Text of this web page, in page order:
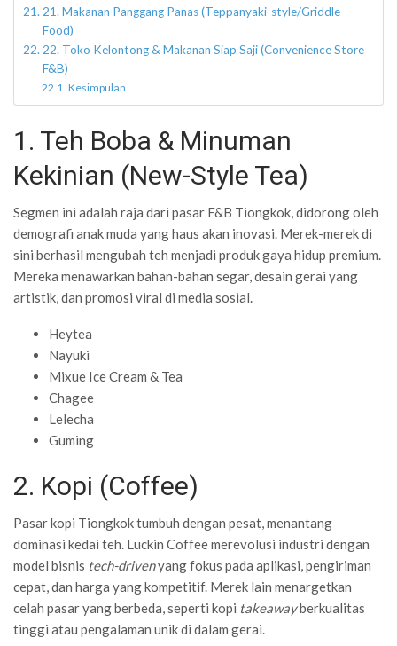
21. Makanan Panggang Panas (Teppanyaki-style/Griddle
Food)
22. Toko Kelontong & Makanan Siap Saji (Convenience Store
F&B)
Kesimpulan
1. Teh Boba & Minuman
Kekinian (New-Style Tea)
Segmen ini adalah raja dari pasar F&B Tiongkok, didorong oleh
demografi anak muda yang haus akan inovasi. Merek-merek di
sini berhasil mengubah teh menjadi produk gaya hidup premium.
Mereka menawarkan bahan-bahan segar, desain gerai yang
artistik, dan promosi viral di media sosial.
Heytea
Nayuki
Mixue Ice Cream & Tea
Chagee
Lelecha
Guming
2. Kopi (Coffee)
Pasar kopi Tiongkok tumbuh dengan pesat, menantang
dominasi kedai teh. Luckin Coffee merevolusi industri dengan
model bisnis tech-drivenyang fokus pada aplikasi, pengiriman
cepat, dan harga yang kompetitif. Merek lain menargetkan
celah pasar yang berbeda, seperti kopi takeawayberkualitas
tinggi atau pengalaman unik di dalam gerai.